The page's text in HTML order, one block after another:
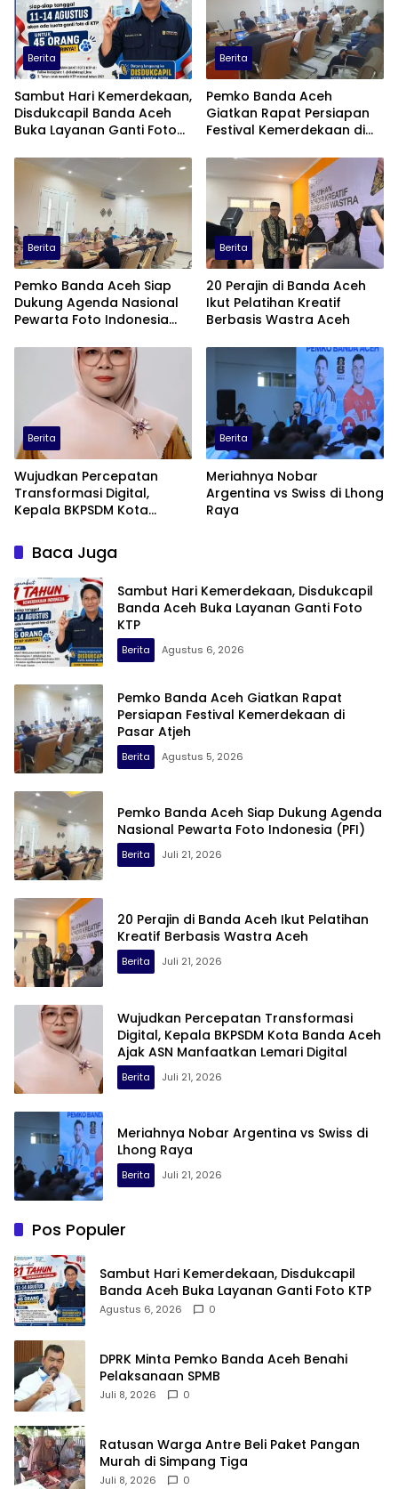
Berita
Sambut Hari Kemerdekaan,
Disdukcapil Banda Aceh
Buka Layanan Ganti Foto
Berita
Pemko Banda Aceh
Giatkan Rapat Persiapan
Festival Kemerdekaan di
Berita
Pemko Banda Aceh Siap
Dukung Agenda Nasional
Pewarta Foto Indonesia
Berita
20 Perajin di Banda Aceh
Ikut Pelatihan Kreatif
Berbasis Wastra Aceh
Berita
Wujudkan Percepatan
Transformasi Digital,
Kepala BKPSDM Kota
Manfaatkan Lemari Digital
Berita
Meriahnya Nobar
Argentina vs Swiss di Lhong
Raya
Baca Juga
Sambut Hari Kemerdekaan, Disdukcapil
Banda Aceh Buka Layanan Ganti Foto
KTP
Berita Agustus 6, 2026
Pemko Banda Aceh Giatkan Rapat
Persiapan Festival Kemerdekaan di
Pasar Atjeh
Berita Agustus 5, 2026
Pemko Banda Aceh Siap Dukung Agenda
Nasional Pewarta Foto Indonesia (PFI)
Berita Juli 21, 2026
20 Perajin di Banda Aceh Ikut Pelatihan
Kreatif Berbasis Wastra Aceh
Berita Juli 21, 2026
Wujudkan Percepatan Transformasi
Digital, Kepala BKPSDM Kota Banda Aceh
Ajak ASN Manfaatkan Lemari Digital
Berita Juli 21, 2026
Meriahnya Nobar Argentina vs Swiss di
Lhong Raya
Berita Juli 21, 2026
Pos Populer
Sambut Hari Kemerdekaan, Disdukcapil
Banda Aceh Buka Layanan Ganti Foto KTP
Agustus 6, 2026 0
DPRK Minta Pemko Banda Aceh Benahi
Pelaksanaan SPMB
Juli 8, 2026 0
Ratusan Warga Antre Beli Paket Pangan
Murah di Simpang Tiga
Juli 8, 2026 0